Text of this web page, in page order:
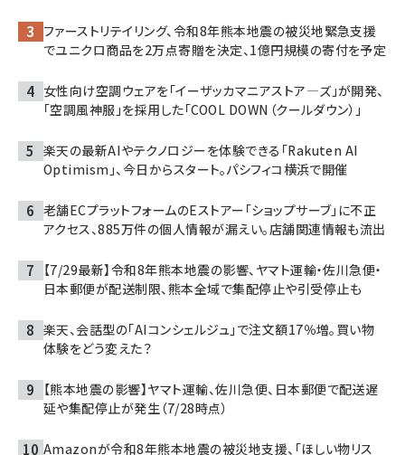
ファーストリテイリング、令和8年熊本地震の被災地緊急支援
でユニクロ商品を2万点寄贈を決定、1億円規模の寄付を予定
女性向け空調ウェアを「イーザッカマニアストア―ズ」が開発、
「空調風神服」を採用した「COOL DOWN（クールダウン）」
楽天の最新AIやテクノロジーを体験できる「Rakuten AI
Optimism」、今日からスタート。パシフィコ横浜で開催
老舗ECプラットフォームのEストアー「ショップサーブ」に不正
アクセス、885万件の個人情報が漏えい。店舗関連情報も流出
【7/29最新】令和8年熊本地震の影響、ヤマト運輸・佐川急便・
日本郵便が配送制限、熊本全域で集配停止や引受停止も
楽天、会話型の「AIコンシェルジュ」で注文額17％増。買い物
体験をどう変えた？
【熊本地震の影響】ヤマト運輸、佐川急便、日本郵便で配送遅
延や集配停止が発生（7/28時点）
Amazonが令和8年熊本地震の被災地支援、「ほしい物リス